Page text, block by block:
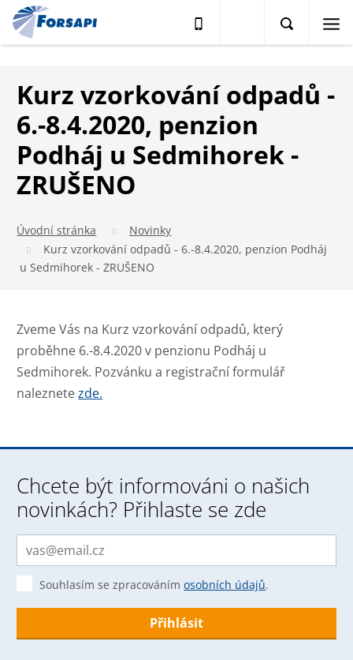
Kurz vzorkování odpadů -
6.-8.4.2020, penzion
Podháj u Sedmihorek -
ZRUŠENO
Úvodní stránka
Novinky
Kurz vzorkování odpadů - 6.-8.4.2020, penzion Podháj
u Sedmihorek - ZRUŠENO
Zveme Vás na Kurz vzorkování odpadů, který
proběhne 6.-8.4.2020 v penzionu Podháj u
Sedmihorek. Pozvánku a registrační formulář
naleznetezde.
Chcete být informováni o našich
novinkách? Přihlaste se zde
Souhlasím se zpracovánímosobních údajů.